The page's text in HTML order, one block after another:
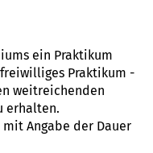
ein Praktikum
Praktikum -
weitreichenden
erhalten.
Angabe der Dauer